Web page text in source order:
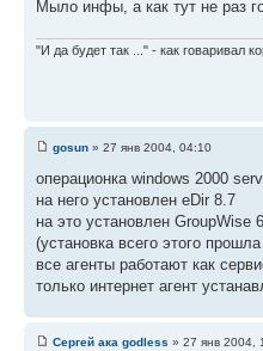
Мыло инфы, а как тут не раз
"И да будет так ..." - как говаривал
gosun » 27 янв 2004, 04:10
операционка windows 2000
на него установлен eDir 8.7
на это установлен GroupWise
(установка всего этого
все агенты работают как
только интернет агент
Сергей ака godless » 27 янв 2004,